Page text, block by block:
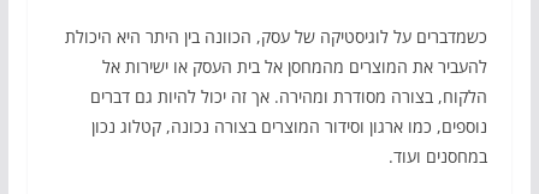
כשמדברים על לוגיסטיקה של עסק, הכוונה בין היתר היא היכולת
להעביר את המוצרים מהמחסן אל בית העסק או ישירות אל
הלקוח, בצורה מסודרת ומהירה. אך זה יכול להיות גם דברים
נוספים, כמו ארגון וסידור המוצרים בצורה נכונה, קטלוג נכון
במחסנים ועוד.